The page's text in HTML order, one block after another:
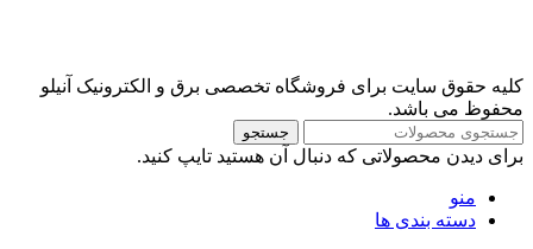
کلیه حقوق سایت برای فروشگاه تخصصی برق و الکترونیک آنیلو
محفوظ می باشد.
جستجو
برای دیدن محصولاتی که دنبال آن هستید تایپ کنید.
منو
دسته بندی ها